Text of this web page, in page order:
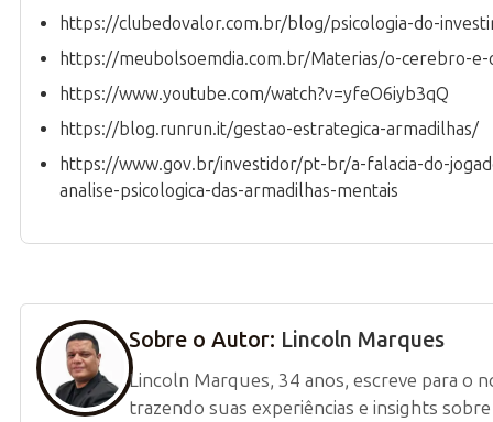
https://clubedovalor.com.br/blog/psicologia-do-
https://meubolsoemdia.com.br/Materias/o-cerebro-
https://www.youtube.com/watch?v=yfeO6iyb3qQ
https://blog.runrun.it/gestao-estrategica-armadilhas/
https://www.gov.br/investidor/pt-br/a-falacia-do-
analise-psicologica-das-armadilhas-mentais
Sobre o Autor: Lincoln Marques
Lincoln Marques, 34 anos, escreve para o
trazendo suas experiências e insights